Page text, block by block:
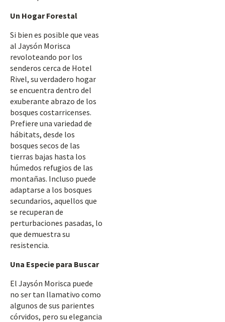
Un Hogar Forestal
Si bien es posible que veas
al Jaysón Morisca
revoloteando por los
senderos cerca de Hotel
Rivel, su verdadero hogar
se encuentra dentro del
exuberante abrazo de los
bosques costarricenses.
Prefiere una variedad de
hábitats, desde los
bosques secos de las
tierras bajas hasta los
húmedos refugios de las
montañas. Incluso puede
adaptarse a los bosques
secundarios, aquellos que
se recuperan de
perturbaciones pasadas, lo
que demuestra su
resistencia.
Una Especie para Buscar
El Jaysón Morisca puede
no ser tan llamativo como
algunos de sus parientes
córvidos, pero su elegancia